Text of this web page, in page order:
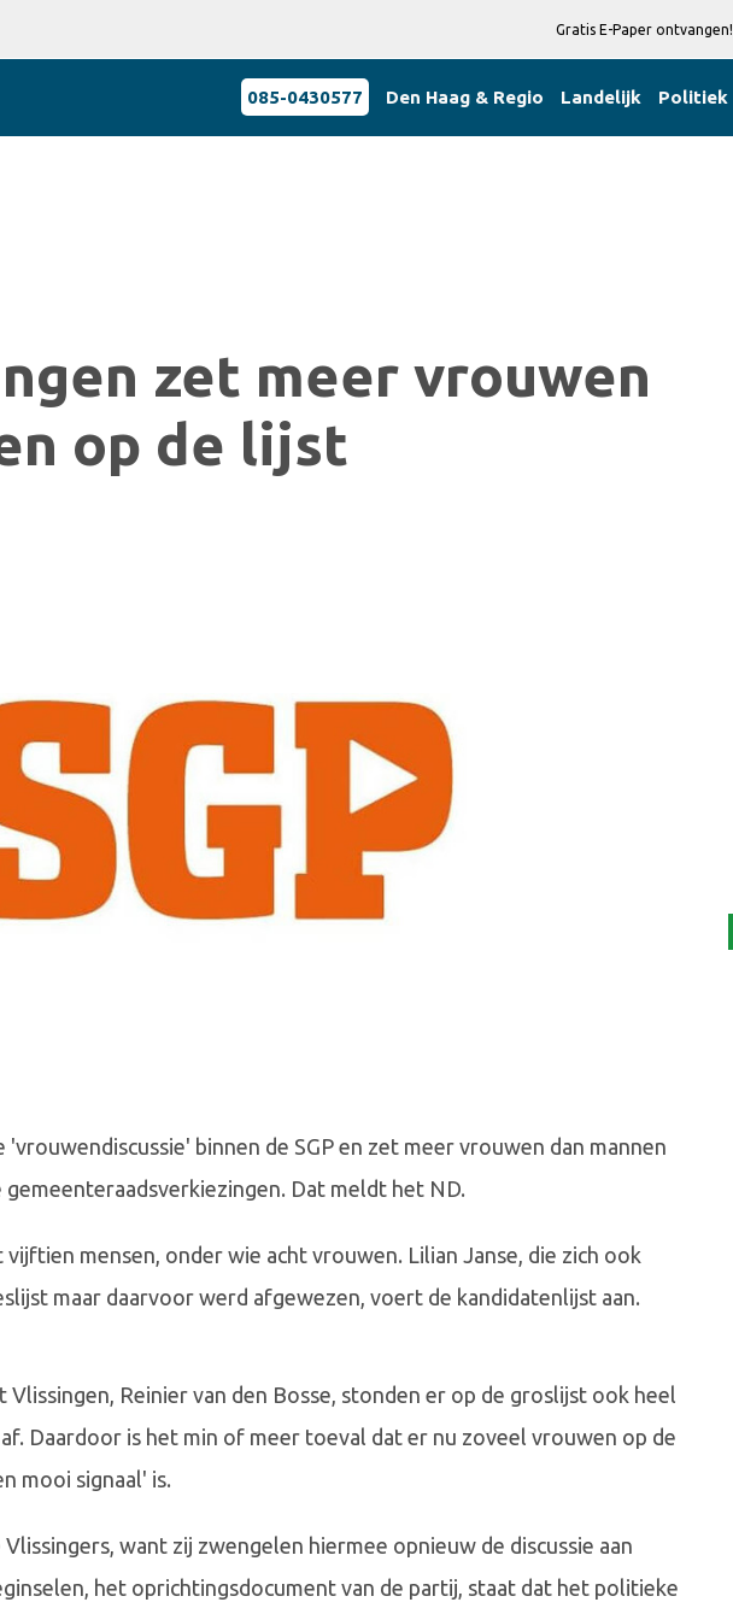
Gratis E-Paper ontvangen!
085-0430577 Den Haag & Regio Landelijk Politiek
zet meer vrouwen
op de lijst
binnen de SGP en zet meer vrouwen dan mannen
Dat meldt het ND.
mensen, onder wie acht vrouwen. Lilian Janse, die zich ook
maar daarvoor werd afgewezen, voert de kandidatenlijst aan.
Reinier van den Bosse, stonden er op de groslijst ook heel
Daardoor is het min of meer toeval dat er nu zoveel vrouwen op de
mooi signaal' is.
want zij zwengelen hiermee opnieuw de discussie aan
het oprichtingsdocument van de partij, staat dat het politieke